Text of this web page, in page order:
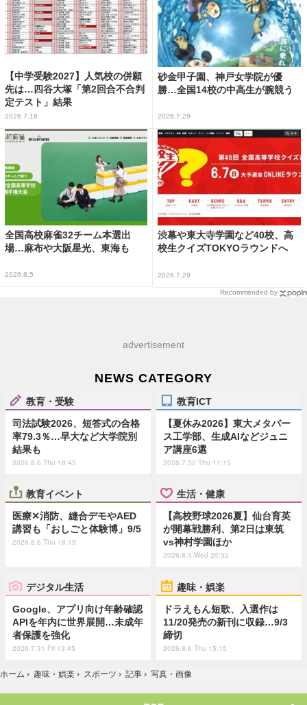
【中学受験2027】人気校の併願
先は…四谷大塚「第2回合不合判
定テスト」結果
2026.7.16
砂金甲子園、神戸女学院が優
勝…全国14校の中高生が腕競う
2026.7.29
全国高校麻雀32チーム本選出
場…麻布や大阪星光、東海も
2026.8.5
渋幕や東大寺学園など40校、高
校生クイズTOKYOラウンドへ
2026.7.29
Recommended by
advertisement
NEWS CATEGORY
教育・受験
司法試験2026、短答式の合格
率79.3％…早大など大学院別
結果も
2026.8.6 Thu 18:45
教育ICT
【夏休み2026】東大メタバー
ス工学部、生成AIなどジュニ
ア講座6選
2026.7.30 Thu 11:15
教育イベント
医療✕消防、縫合デモやAED
講習も「おしごと体験博」9/5
2026.8.6 Thu 18:15
生活・健康
【高校野球2026夏】仙台育英
が開幕戦勝利、第2日は東筑
vs神村学園ほか
2026.8.5 Wed 20:32
デジタル生活
Google、アプリ向け年齢確認
APIを年内に世界展開…未成年
者保護を強化
2026.7.31 Fri 13:45
趣味・娯楽
ドラえもん短歌、入選作は
11/20発売の新刊に収録…9/3
締切
2026.8.6 Thu 15:15
ホーム › 趣味・娯楽 › スポーツ › 記事 › 写真・画像